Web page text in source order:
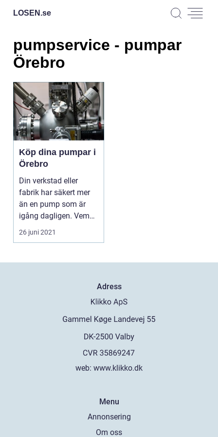
LOSEN.se
pumpservice - pumpar
Örebro
Köp dina pumpar i
Örebro
Din verkstad eller
fabrik har säkert mer
än en pump som är
igång dagligen. Vem
servar den? Var köper...
26 juni 2021
Adress
web: www.klikko.dk
Menu
Annonsering
Om oss